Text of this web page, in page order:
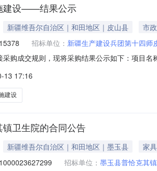
建设——结果公示
新疆维吾尔自治区｜和田地区｜皮山县
市
招标单位： 新疆生产建设兵团第十四师
采购成交规则，现将采购结果公示如下：项目
硕装饰中心中选2025-10-13162420.0--
13 17:16
建设
卫生院的合同公告
新疆维吾尔自治区｜和田地区｜墨玉县
家
招标单位： 墨玉县普恰克其